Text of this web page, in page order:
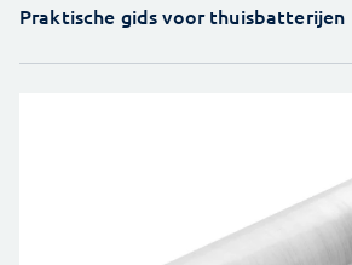
Praktische gids voor thuisbatterijen